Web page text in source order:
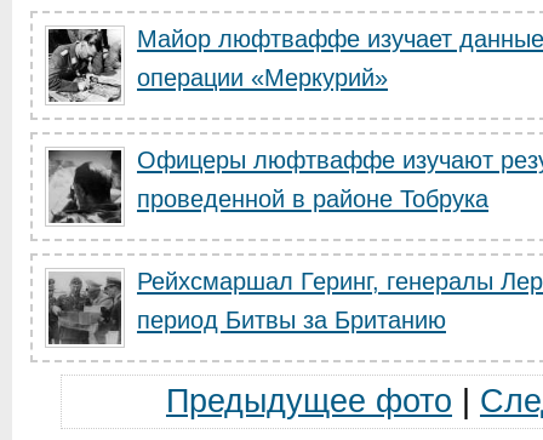
Майор люфтваффе изучает
операции «Меркурий»
Офицеры люфтваффе изучают
проведенной в районе Тобрука
Рейхсмаршал Геринг, генералы
период Битвы за Британию
Предыдущее фото